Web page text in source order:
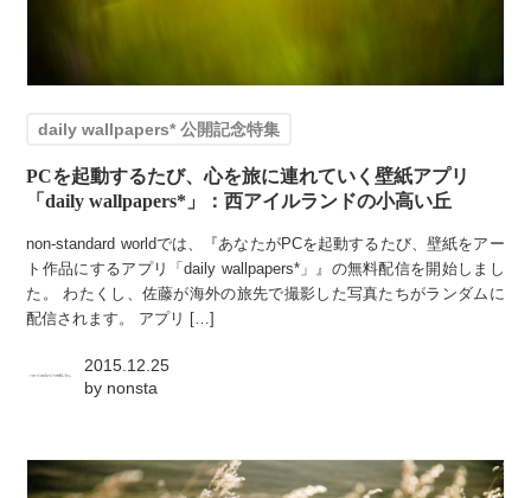
daily wallpapers* 公開記念特集
PCを起動するたび、心を旅に連れていく壁紙アプリ
「daily wallpapers*」：西アイルランドの小高い丘
non-standard worldでは、『あなたがPCを起動するたび、壁紙をアー
ト作品にするアプリ「daily wallpapers*」』の無料配信を開始しまし
た。 わたくし、佐藤が海外の旅先で撮影した写真たちがランダムに
配信されます。 アプリ […]
2015.12.25
by nonsta